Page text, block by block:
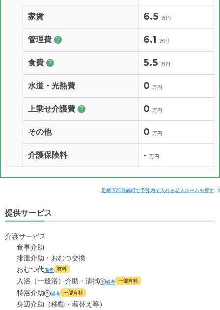
家賃 6.5 万円
管理費 ? 6.1 万円
食費 ? 5.5 万円
水道・光熱費 0 万円
上乗せ介護費 ? 0 万円
その他 0 万円
介護保険料 - 万円
足柄下郡真鶴町で予算内で入れる老人ホームを探す
提供サービス
介護サービス
食事介助
排泄介助・おむつ交換
おむつ代備考 有料
入浴（一般浴）介助・清拭 ? 備考 一部有料
特浴介助 ? 備考 一部有料
身辺介助（移動・着替え等）